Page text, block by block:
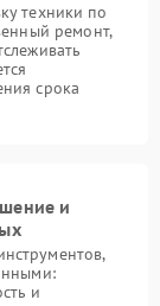
техники по
ремонт,
срока
и
и